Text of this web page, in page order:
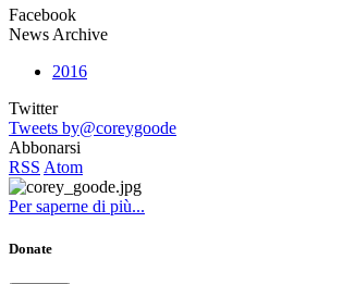
Facebook
News Archive
2016
Twitter
Tweets by@coreygoode
Abbonarsi
RSS Atom
Per saperne di più...
Donate